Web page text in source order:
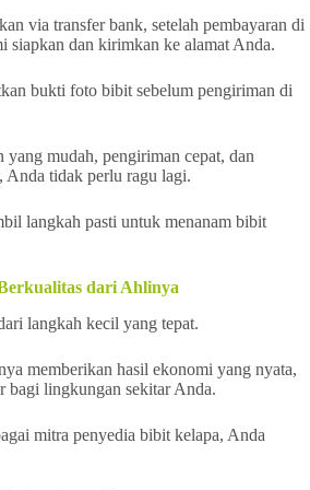
via transfer bank, setelah pembayaran di
siapkan dan kirimkan ke alamat Anda.
bukti foto bibit sebelum pengiriman di
yang mudah, pengiriman cepat, dan
tidak perlu ragu lagi.
langkah pasti untuk menanam bibit
dari Ahlinya
langkah kecil yang tepat.
memberikan hasil ekonomi yang nyata,
bagi lingkungan sekitar Anda.
mitra penyedia bibit kelapa, Anda